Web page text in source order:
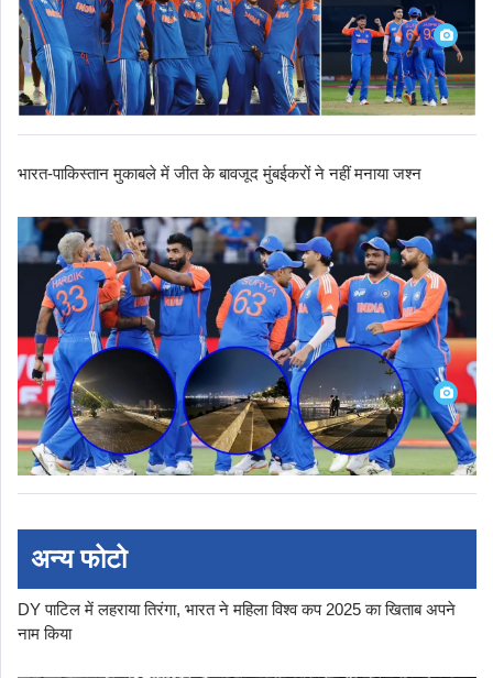
भारत-पाकिस्तान मुकाबले में जीत के बावजूद मुंबईकरों ने नहीं मनाया जश्न
अन्य फोटो
DY पाटिल में लहराया तिरंगा, भारत ने महिला विश्व कप 2025 का खिताब अपने
नाम किया